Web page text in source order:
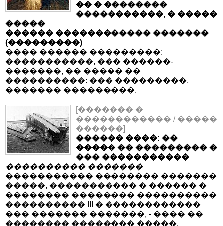
�� � ��������
�����������, � �����
�����
������ ������������ �������
(���������)
���� ������ ���������:
�����������, ��� ������-
�������, �� ����� ��
����������: ��� ���������,
������� ���������.
[������� �
������������ / �����
������]
������ ����: ��
����� �� ��������� �
��� �����������
���������� �������
����������� �������� �������
�����, ����������� � ������ �
�������� �������� ����������
���������� III � ������������
��� ������� �������, - ���� ��
�������� �������� �����.